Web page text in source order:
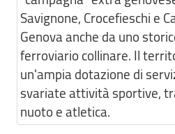
Savignone, Crocefieschi e
Genova anche da uno
ferroviario collinare. Il
un'ampia dotazione di
svariate attività sportive,
nuoto e atletica.